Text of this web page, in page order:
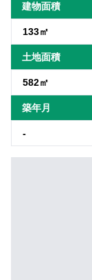
建物面積
133㎡
土地面積
582㎡
築年月
-